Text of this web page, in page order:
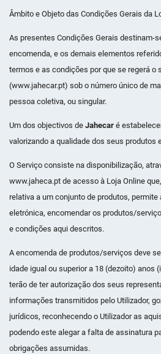
Âmbito e Objeto das Condições Gerais da
As presentes Condições Gerais destinam-
encomenda, e os demais elementos
termos e as condições por que se regerá o
(www.jahecar.pt) sob o número único de
pessoa coletiva, ou singular.
Um dos objectivos de Jahecaré
valorizando a qualidade dos seus produtos
O Serviço consiste na disponibilização,
www.jaheca.pt de acesso à Loja Online
relativa a um conjunto de produtos, permite
eletrónica, encomendar os produtos/
e condições aqui descritos.
A encomenda de produtos/serviços deve
idade igual ou superior a 18 (dezoito) anos
terão de ter autorização dos seus
informações transmitidos pelo Utilizador,
jurídicos, reconhecendo o Utilizador as
podendo este alegar a falta de assinatura
obrigações assumidas.